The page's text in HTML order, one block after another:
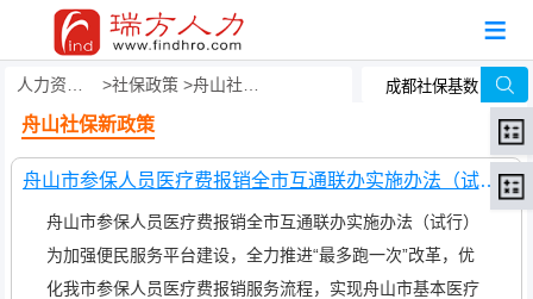
社保政策 舟山社保新政策
舟山社保新政策
舟山市参保人员医疗费报销全市互通联办实施办法（试行）
舟山市参保人员医疗费报销全市互通联办实施办法（试行）
为加强便民服务平台建设，全力推进“最多跑一次”改革，优
化我市参保人员医疗费报销服务流程，实现舟山市基本医疗